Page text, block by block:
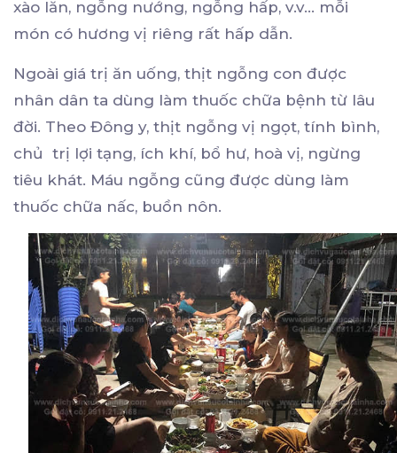
xào lăn, ngỗng nướng, ngỗng hấp, v.v… mỗi
món có hương vị riêng rất hấp dẫn.
Ngoài giá trị ăn uống, thịt ngỗng con được
nhân dân ta dùng làm thuốc chữa bệnh từ lâu
đời. Theo Đông y, thịt ngỗng vị ngọt, tính bình,
chủ trị lợi tạng, ích khí, bổ hư, hoà vị, ngừng
tiêu khát. Máu ngỗng cũng được dùng làm
thuốc chữa nấc, buồn nôn.